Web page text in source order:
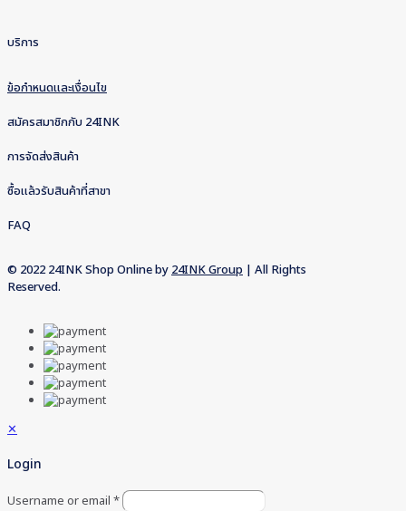
บริการ
ข้อกำหนดและเงื่อนไข
สมัครสมาชิกกับ 24INK
การจัดส่งสินค้า
ซื้อแล้วรับสินค้าที่สาขา
FAQ
© 2022 24INK Shop Online by24INK Group | All Rights
Reserved.
✕
Login
Username or email *